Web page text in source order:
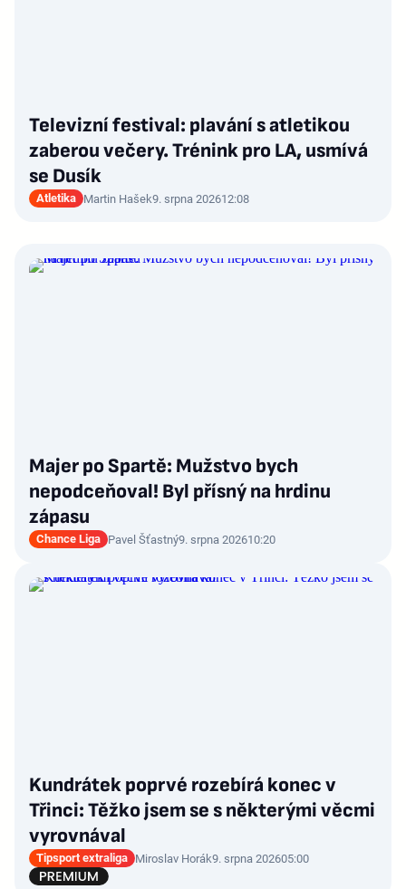
Televizní festival: plavání s atletikou
zaberou večery. Trénink pro LA, usmívá
se Dusík
Atletika Martin Hašek9. srpna 202612:08
Majer po Spartě: Mužstvo bych
nepodceňoval! Byl přísný na hrdinu
zápasu
Chance Liga Pavel Šťastný9. srpna 202610:20
Kundrátek poprvé rozebírá konec v
Třinci: Těžko jsem se s některými věcmi
vyrovnával
Tipsport extraliga Miroslav Horák9. srpna 202605:00